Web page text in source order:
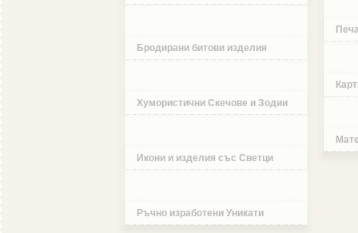
Бродирани битови изделия
Хумористични Скечове и Зодии
Икони и изделия със Светци
Ръчно изработени Уникати